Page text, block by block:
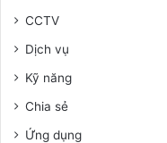
CCTV
Dịch vụ
Kỹ năng
Chia sẻ
Ứng dụng